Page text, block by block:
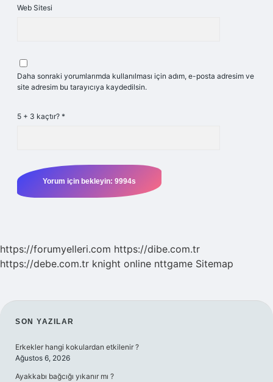
Web Sitesi
Daha sonraki yorumlarımda kullanılması için adım, e-posta adresim ve
site adresim bu tarayıcıya kaydedilsin.
5 + 3 kaçtır? *
https://forumyelleri.com https://dibe.com.tr
https://debe.com.tr knight online nttgame Sitemap
SIDEBAR
SON YAZILAR
Erkekler hangi kokulardan etkilenir ?
Ağustos 6, 2026
Ayakkabı bağcığı yıkanır mı ?